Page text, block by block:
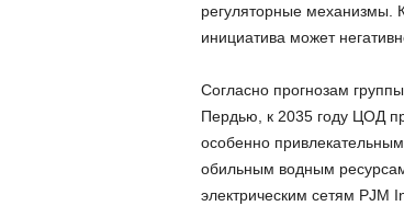
регуляторные механизмы.
инициатива может
Согласно прогнозам
Пердью, к 2035 году ЦОД
особенно
обильным водным
электрическим сетям PJM